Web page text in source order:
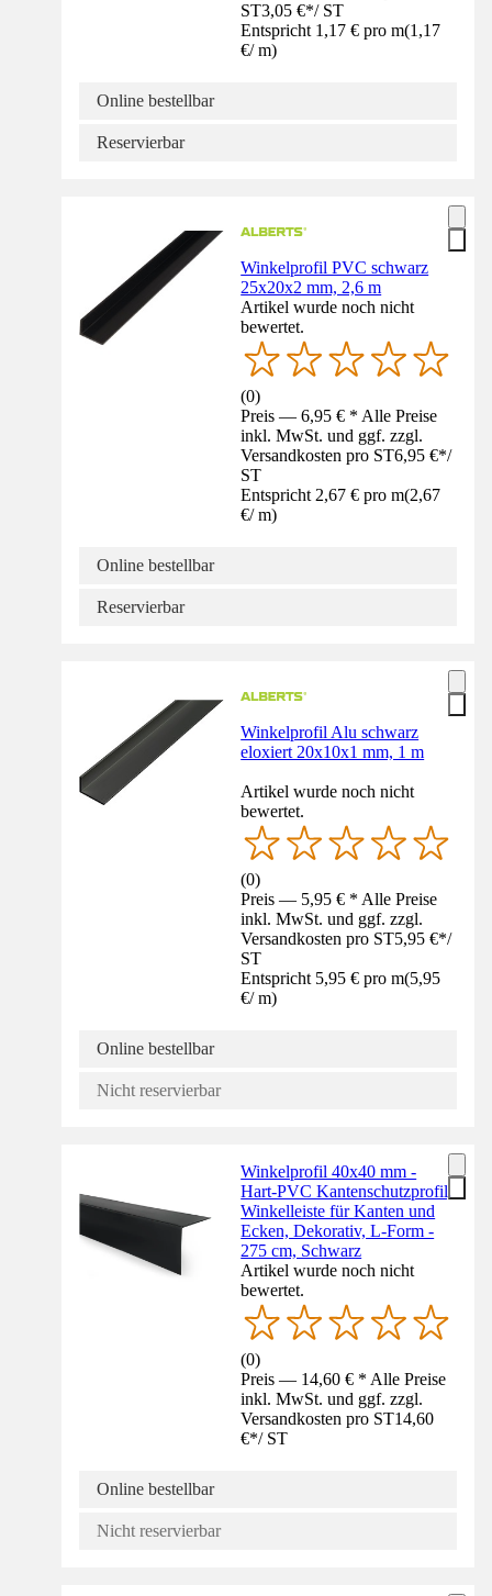
ST3,05 €*/ ST
Entspricht 1,17 € pro m(1,17
€/ m)
Online bestellbar
Reservierbar
Winkelprofil PVC schwarz
25x20x2 mm, 2,6 m
Artikel wurde noch nicht
bewertet.
(0)
Preis — 6,95 € * Alle Preise
inkl. MwSt. und ggf. zzgl.
Versandkosten pro ST6,95 €*/
ST
Entspricht 2,67 € pro m(2,67
€/ m)
Online bestellbar
Reservierbar
Winkelprofil Alu schwarz
eloxiert 20x10x1 mm, 1 m
Artikel wurde noch nicht
bewertet.
(0)
Preis — 5,95 € * Alle Preise
inkl. MwSt. und ggf. zzgl.
Versandkosten pro ST5,95 €*/
ST
Entspricht 5,95 € pro m(5,95
€/ m)
Online bestellbar
Nicht reservierbar
Winkelprofil 40x40 mm -
Hart-PVC Kantenschutzprofil,
Winkelleiste für Kanten und
Ecken, Dekorativ, L-Form -
275 cm, Schwarz
Artikel wurde noch nicht
bewertet.
(0)
Preis — 14,60 € * Alle Preise
inkl. MwSt. und ggf. zzgl.
Versandkosten pro ST14,60
€*/ ST
Online bestellbar
Nicht reservierbar